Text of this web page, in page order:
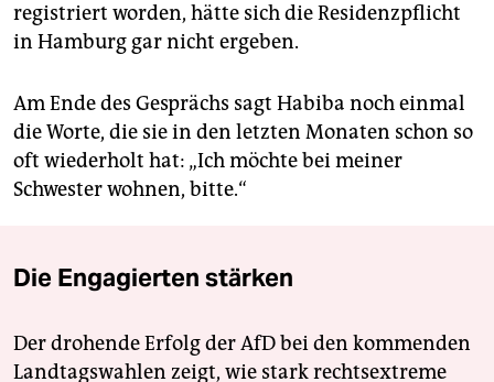
registriert worden, hätte sich die Residenzpflicht
in Hamburg gar nicht ergeben.
Am Ende des Gesprächs sagt Habiba noch einmal
die Worte, die sie in den letzten Monaten schon so
oft wiederholt hat: „Ich möchte bei meiner
Schwester wohnen, bitte.“
Die Engagierten stärken
Der drohende Erfolg der AfD bei den kommenden
Landtagswahlen zeigt, wie stark rechtsextreme